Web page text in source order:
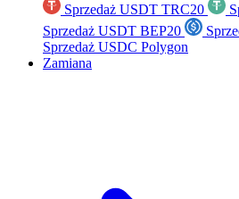
Sprzedaż USDT TRC20
Sprzedaż USDT BEP20
Sprzedaż USDC Polygon
Zamiana